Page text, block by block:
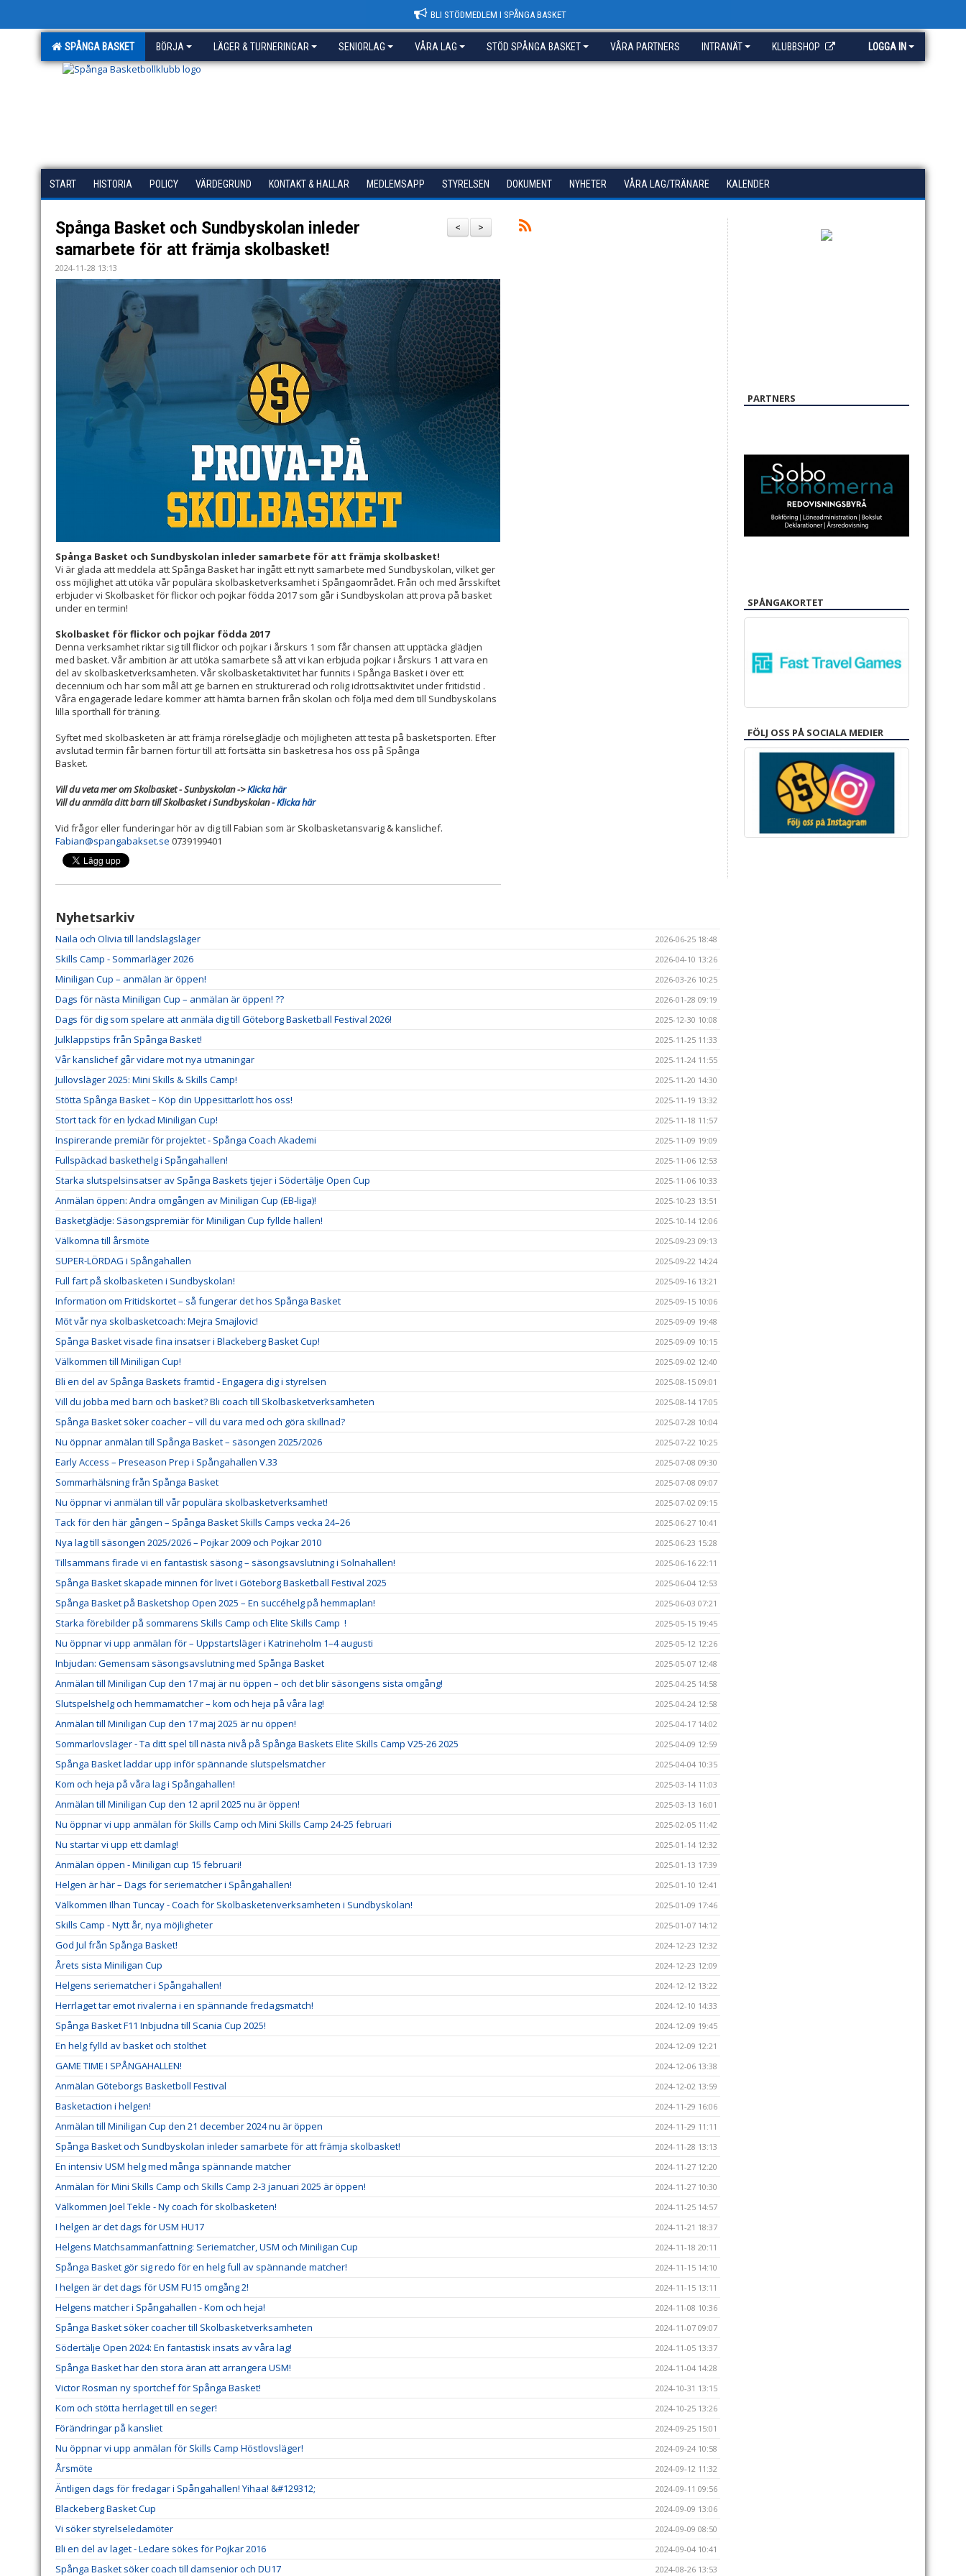
BLI STÖDMEDLEM I SPÅNGA BASKET
SPÅNGA BASKET BÖRJA LÄGER & TURNERINGAR SENIORLAG VÅRA LAG STÖD SPÅNGA BASKET VÅRA PARTNERS INTRANÄT KLUBBSHOP LOGGA IN
START HISTORIA POLICY VÄRDEGRUND KONTAKT & HALLAR MEDLEMSAPP STYRELSEN DOKUMENT NYHETER VÅRA LAG/TRÄNARE KALENDER
>
<
Spånga Basket och Sundbyskolan inleder
samarbete för att främja skolbasket!
2024-11-28 13:13
Spånga Basket och Sundbyskolan inleder samarbete för att främja skolbasket!
Vi är glada att meddela att Spånga Basket har ingått ett nytt samarbete med Sundbyskolan, vilket ger
oss möjlighet att utöka vår populära skolbasketverksamhet i Spångaområdet. Från och med årsskiftet
erbjuder vi Skolbasket för flickor och pojkar födda 2017 som går i Sundbyskolan att prova på basket
under en termin!
Skolbasket för flickor och pojkar födda 2017
Denna verksamhet riktar sig till flickor och pojkar i årskurs 1 som får chansen att upptäcka glädjen
med basket. Vår ambition är att utöka samarbete så att vi kan erbjuda pojkar i årskurs 1 att vara en
del av skolbasketverksamheten. Vår skolbasketaktivitet har funnits i Spånga Basket i över ett
decennium och har som mål att ge barnen en strukturerad och rolig idrottsaktivitet under fritidstid .
Våra engagerade ledare kommer att hämta barnen från skolan och följa med dem till Sundbyskolans
lilla sporthall för träning.
Syftet med skolbasketen är att främja rörelseglädje och möjligheten att testa på basketsporten. Efter
avslutad termin får barnen förtur till att fortsätta sin basketresa hos oss på Spånga
Basket.
Vill du veta mer om Skolbasket - Sunbyskolan ->Klicka här
Vill du anmäla ditt barn till Skolbasket i Sundbyskolan -Klicka här
Vid frågor eller funderingar hör av dig till Fabian som är Skolbasketansvarig & kanslichef.
Fabian@spangabakset.se 0739199401
Nyhetsarkiv
Naila och Olivia till landslagsläger 2026-06-25 18:48
Skills Camp - Sommarläger 2026 2026-04-10 13:26
Miniligan Cup – anmälan är öppen! 2026-03-26 10:25
Dags för nästa Miniligan Cup – anmälan är öppen! ?? 2026-01-28 09:19
Dags för dig som spelare att anmäla dig till Göteborg Basketball Festival 2026! 2025-12-30 10:08
Julklappstips från Spånga Basket! 2025-11-25 11:33
Vår kanslichef går vidare mot nya utmaningar 2025-11-24 11:55
Jullovsläger 2025: Mini Skills & Skills Camp! 2025-11-20 14:30
Stötta Spånga Basket – Köp din Uppesittarlott hos oss! 2025-11-19 13:32
Stort tack för en lyckad Miniligan Cup! 2025-11-18 11:57
Inspirerande premiär för projektet - Spånga Coach Akademi 2025-11-09 19:09
Fullspäckad baskethelg i Spångahallen! 2025-11-06 12:53
Starka slutspelsinsatser av Spånga Baskets tjejer i Södertälje Open Cup 2025-11-06 10:33
Anmälan öppen: Andra omgången av Miniligan Cup (EB-liga)! 2025-10-23 13:51
Basketglädje: Säsongspremiär för Miniligan Cup fyllde hallen! 2025-10-14 12:06
Välkomna till årsmöte 2025-09-23 09:13
SUPER-LÖRDAG i Spångahallen 2025-09-22 14:24
Full fart på skolbasketen i Sundbyskolan! 2025-09-16 13:21
Information om Fritidskortet – så fungerar det hos Spånga Basket 2025-09-15 10:06
Möt vår nya skolbasketcoach: Mejra Smajlovic! 2025-09-09 19:48
Spånga Basket visade fina insatser i Blackeberg Basket Cup! 2025-09-09 10:15
Välkommen till Miniligan Cup! 2025-09-02 12:40
Bli en del av Spånga Baskets framtid - Engagera dig i styrelsen 2025-08-15 09:01
Vill du jobba med barn och basket? Bli coach till Skolbasketverksamheten 2025-08-14 17:05
Spånga Basket söker coacher – vill du vara med och göra skillnad? 2025-07-28 10:04
Nu öppnar anmälan till Spånga Basket – säsongen 2025/2026 2025-07-22 10:25
Early Access – Preseason Prep i Spångahallen V.33 2025-07-08 09:30
Sommarhälsning från Spånga Basket 2025-07-08 09:07
Nu öppnar vi anmälan till vår populära skolbasketverksamhet! 2025-07-02 09:15
Tack för den här gången – Spånga Basket Skills Camps vecka 24–26 2025-06-27 10:41
Nya lag till säsongen 2025/2026 – Pojkar 2009 och Pojkar 2010 2025-06-23 15:28
Tillsammans firade vi en fantastisk säsong – säsongsavslutning i Solnahallen! 2025-06-16 22:11
Spånga Basket skapade minnen för livet i Göteborg Basketball Festival 2025 2025-06-04 12:53
Spånga Basket på Basketshop Open 2025 – En succéhelg på hemmaplan! 2025-06-03 07:21
Starka förebilder på sommarens Skills Camp och Elite Skills Camp ! 2025-05-15 19:45
Nu öppnar vi upp anmälan för – Uppstartsläger i Katrineholm 1–4 augusti 2025-05-12 12:26
Inbjudan: Gemensam säsongsavslutning med Spånga Basket 2025-05-07 12:48
Anmälan till Miniligan Cup den 17 maj är nu öppen – och det blir säsongens sista omgång! 2025-04-25 14:58
Slutspelshelg och hemmamatcher – kom och heja på våra lag! 2025-04-24 12:58
Anmälan till Miniligan Cup den 17 maj 2025 är nu öppen! 2025-04-17 14:02
Sommarlovsläger - Ta ditt spel till nästa nivå på Spånga Baskets Elite Skills Camp V25-26 2025 2025-04-09 12:59
Spånga Basket laddar upp inför spännande slutspelsmatcher 2025-04-04 10:35
Kom och heja på våra lag i Spångahallen! 2025-03-14 11:03
Anmälan till Miniligan Cup den 12 april 2025 nu är öppen! 2025-03-13 16:01
Nu öppnar vi upp anmälan för Skills Camp och Mini Skills Camp 24-25 februari 2025-02-05 11:42
Nu startar vi upp ett damlag! 2025-01-14 12:32
Anmälan öppen - Miniligan cup 15 februari! 2025-01-13 17:39
Helgen är här – Dags för seriematcher i Spångahallen! 2025-01-10 12:41
Välkommen Ilhan Tuncay - Coach för Skolbasketenverksamheten i Sundbyskolan! 2025-01-09 17:46
Skills Camp - Nytt år, nya möjligheter 2025-01-07 14:12
God Jul från Spånga Basket! 2024-12-23 12:32
Årets sista Miniligan Cup 2024-12-23 12:09
Helgens seriematcher i Spångahallen! 2024-12-12 13:22
Herrlaget tar emot rivalerna i en spännande fredagsmatch! 2024-12-10 14:33
Spånga Basket F11 Inbjudna till Scania Cup 2025! 2024-12-09 19:45
En helg fylld av basket och stolthet 2024-12-09 12:21
GAME TIME I SPÅNGAHALLEN! 2024-12-06 13:38
Anmälan Göteborgs Basketboll Festival 2024-12-02 13:59
Basketaction i helgen! 2024-11-29 16:06
Anmälan till Miniligan Cup den 21 december 2024 nu är öppen 2024-11-29 11:11
Spånga Basket och Sundbyskolan inleder samarbete för att främja skolbasket! 2024-11-28 13:13
En intensiv USM helg med många spännande matcher 2024-11-27 12:20
Anmälan för Mini Skills Camp och Skills Camp 2-3 januari 2025 är öppen! 2024-11-27 10:30
Välkommen Joel Tekle - Ny coach för skolbasketen! 2024-11-25 14:57
I helgen är det dags för USM HU17 2024-11-21 18:37
Helgens Matchsammanfattning: Seriematcher, USM och Miniligan Cup 2024-11-18 20:11
Spånga Basket gör sig redo för en helg full av spännande matcher! 2024-11-15 14:10
I helgen är det dags för USM FU15 omgång 2! 2024-11-15 13:11
Helgens matcher i Spångahallen - Kom och heja! 2024-11-08 10:36
Spånga Basket söker coacher till Skolbasketverksamheten 2024-11-07 09:07
Södertälje Open 2024: En fantastisk insats av våra lag! 2024-11-05 13:37
Spånga Basket har den stora äran att arrangera USM! 2024-11-04 14:28
Victor Rosman ny sportchef för Spånga Basket! 2024-10-31 13:15
Kom och stötta herrlaget till en seger! 2024-10-25 13:26
Förändringar på kansliet 2024-09-25 15:01
Nu öppnar vi upp anmälan för Skills Camp Höstlovsläger! 2024-09-24 10:58
Årsmöte 2024-09-12 11:32
Äntligen dags för fredagar i Spångahallen! Yihaa! &#129312; 2024-09-11 09:56
Blackeberg Basket Cup 2024-09-09 13:06
Vi söker styrelseledamöter 2024-09-09 08:50
Bli en del av laget - Ledare sökes för Pojkar 2016 2024-09-04 10:41
Spånga Basket söker coach till damsenior och DU17 2024-08-26 13:53
PARTNERS
SPÅNGAKORTET
FÖLJ OSS PÅ SOCIALA MEDIER